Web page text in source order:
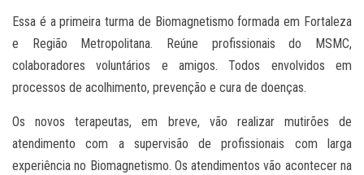
Essa é a primeira turma de Biomagnetismo formada em Fortaleza
e Região Metropolitana. Reúne profissionais do MSMC,
colaboradores voluntários e amigos. Todos envolvidos em
processos de acolhimento, prevenção e cura de doenças.
Os novos terapeutas, em breve, vão realizar mutirões de
atendimento com a supervisão de profissionais com larga
experiência no Biomagnetismo. Os atendimentos vão acontecer na